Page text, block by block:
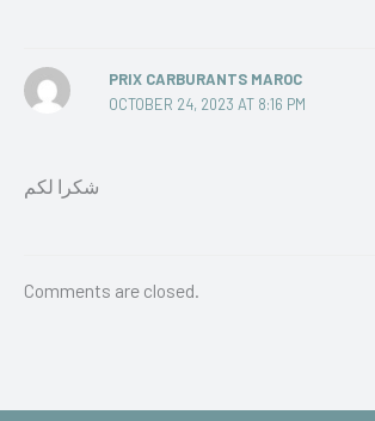
PRIX CARBURANTS MAROC
OCTOBER 24, 2023 AT 8:16 PM
شكرا لكم
Comments are closed.